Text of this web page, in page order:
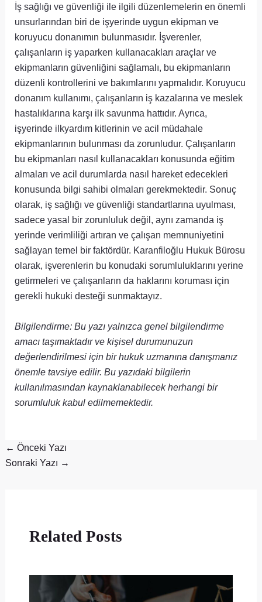
İş sağlığı ve güvenliği ile ilgili düzenlemelerin en önemli
unsurlarından biri de işyerinde uygun ekipman ve
koruyucu donanımın bulunmasıdır. İşverenler,
çalışanların iş yaparken kullanacakları araçlar ve
ekipmanların güvenliğini sağlamalı, bu ekipmanların
düzenli kontrollerini ve bakımlarını yapmalıdır. Koruyucu
donanım kullanımı, çalışanların iş kazalarına ve meslek
hastalıklarına karşı ilk savunma hattıdır. Ayrıca,
işyerinde ilkyardım kitlerinin ve acil müdahale
ekipmanlarının bulunması da zorunludur. Çalışanların
bu ekipmanları nasıl kullanacakları konusunda eğitim
almaları ve acil durumlarda nasıl hareket edecekleri
konusunda bilgi sahibi olmaları gerekmektedir. Sonuç
olarak, iş sağlığı ve güvenliği standartlarına uyulması,
sadece yasal bir zorunluluk değil, aynı zamanda iş
yerinde verimliliği artıran ve çalışan memnuniyetini
sağlayan temel bir faktördür. Karanfiloğlu Hukuk Bürosu
olarak, işverenlerin bu konudaki sorumluluklarını yerine
getirmeleri ve çalışanların da haklarını koruması için
gerekli hukuki desteği sunmaktayız.
Bilgilendirme: Bu yazı yalnızca genel bilgilendirme
amacı taşımaktadır ve kişisel durumunuzun
değerlendirilmesi için bir hukuk uzmanına danışmanız
önemle tavsiye edilir. Bu yazıdaki bilgilerin
kullanılmasından kaynaklanabilecek herhangi bir
sorumluluk kabul edilmemektedir.
← Önceki Yazı
Sonraki Yazı →
Related Posts